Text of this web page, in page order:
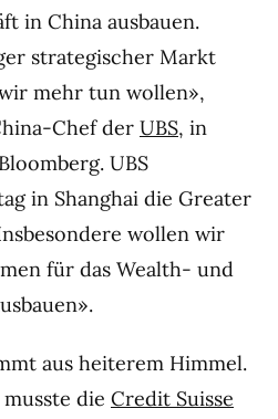
in China ausbauen.
strategischer Markt
mehr tun wollen»,
Chef der UBS, in
UBS
in Shanghai die Greater
wollen wir
für das Wealth- und
aus heiterem Himmel.
die Credit Suisse